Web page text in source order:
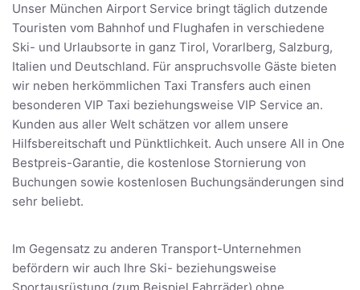
Unser München Airport Service bringt täglich dutzende
Touristen vom Bahnhof und Flughafen in verschiedene
Ski- und Urlaubsorte in ganz Tirol, Vorarlberg, Salzburg,
Italien und Deutschland. Für anspruchsvolle Gäste bieten
wir neben herkömmlichen Taxi Transfers auch einen
besonderen VIP Taxi beziehungsweise VIP Service an.
Kunden aus aller Welt schätzen vor allem unsere
Hilfsbereitschaft und Pünktlichkeit. Auch unsere All in One
Bestpreis-Garantie, die kostenlose Stornierung von
Buchungen sowie kostenlosen Buchungsänderungen sind
sehr beliebt.
Im Gegensatz zu anderen Transport-Unternehmen
befördern wir auch Ihre Ski- beziehungsweise